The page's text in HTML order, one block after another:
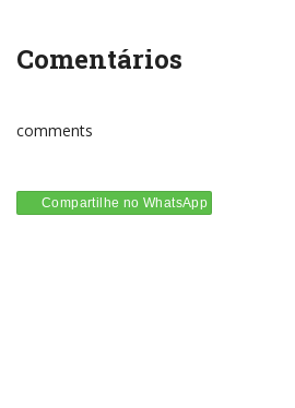
Comentários
comments
Compartilhe no WhatsApp